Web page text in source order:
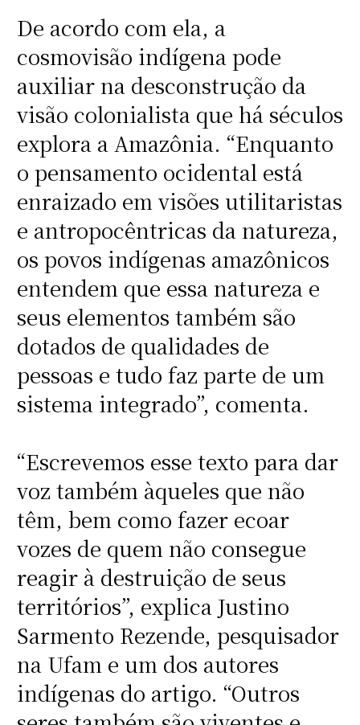
De acordo com ela, a
cosmovisão indígena pode
auxiliar na desconstrução da
visão colonialista que há séculos
explora a Amazônia. “Enquanto
o pensamento ocidental está
enraizado em visões utilitaristas
e antropocêntricas da natureza,
os povos indígenas amazônicos
entendem que essa natureza e
seus elementos também são
dotados de qualidades de
pessoas e tudo faz parte de um
sistema integrado”, comenta.
“Escrevemos esse texto para dar
voz também àqueles que não
têm, bem como fazer ecoar
vozes de quem não consegue
reagir à destruição de seus
territórios”, explica Justino
Sarmento Rezende, pesquisador
na Ufam e um dos autores
indígenas do artigo. “Outros